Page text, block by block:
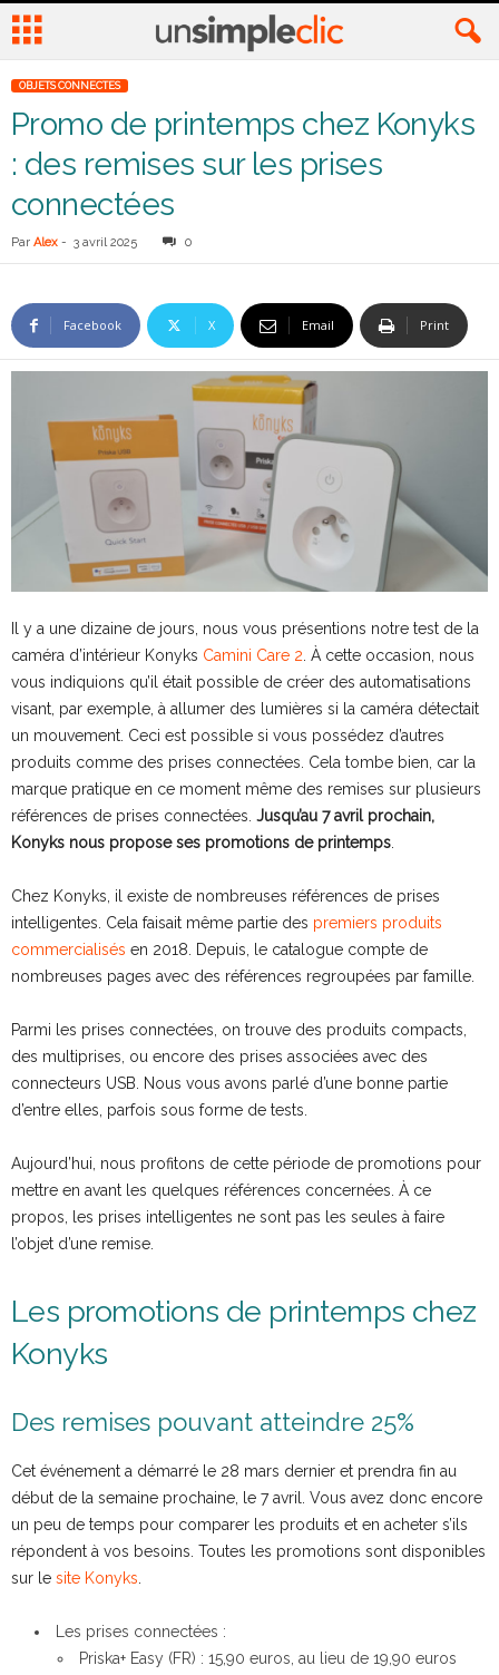
OBJETS CONNECTES
Promo de printemps chez Konyks
: des remises sur les prises
connectées
Par Alex - 3 avril 2025 0
Facebook X Email Print
Il y a une dizaine de jours, nous vous présentions notre test de la
caméra d’intérieur Konyks Camini Care 2 . À cette occasion, nous
vous indiquions qu’il était possible de créer des automatisations
visant, par exemple, à allumer des lumières si la caméra détectait
un mouvement. Ceci est possible si vous possédez d’autres
produits comme des prises connectées. Cela tombe bien, car la
marque pratique en ce moment même des remises sur plusieurs
références de prises connectées. Jusqu’au 7 avril prochain,
Konyks nous propose ses promotions de printemps
Chez Konyks, il existe de nombreuses références de prises
intelligentes. Cela faisait même partie des premiers produits
commercialisés en 2018. Depuis, le catalogue compte de
nombreuses pages avec des références regroupées par famille.
Parmi les prises connectées, on trouve des produits compacts,
des multiprises, ou encore des prises associées avec des
connecteurs USB. Nous vous avons parlé d’une bonne partie
d’entre elles, parfois sous forme de tests.
Aujourd’hui, nous profitons de cette période de promotions pour
mettre en avant les quelques références concernées. À ce
propos, les prises intelligentes ne sont pas les seules à faire
l’objet d’une remise.
Les promotions de printemps chez
Konyks
Des remises pouvant atteindre 25%
Cet événement a démarré le 28 mars dernier et prendra fin au
début de la semaine prochaine, le 7 avril. Vous avez donc encore
un peu de temps pour comparer les produits et en acheter s’ils
répondent à vos besoins. Toutes les promotions sont disponibles
sur le site Konyks
Les prises connectées :
Priska+ Easy (FR) : 15,90 euros, au lieu de 19,90 euros